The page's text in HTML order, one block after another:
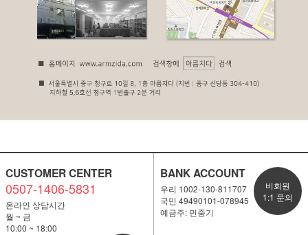
CUSTOMER CENTER
0507-1406-5831
온라인 상담시간
월 ~ 금
10:00 ~ 18:00
BANK ACCOUNT
우리 1002-130-811707
국민 49490101-078945
예금주: 민중기
비회원
1:1 문의